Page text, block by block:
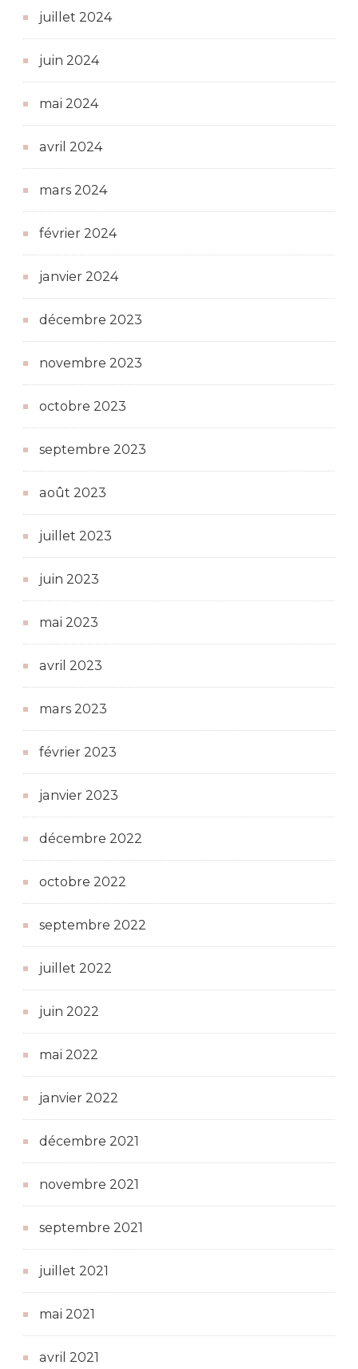
juillet 2024
juin 2024
mai 2024
avril 2024
mars 2024
février 2024
janvier 2024
décembre 2023
novembre 2023
octobre 2023
septembre 2023
août 2023
juillet 2023
juin 2023
mai 2023
avril 2023
mars 2023
février 2023
janvier 2023
décembre 2022
octobre 2022
septembre 2022
juillet 2022
juin 2022
mai 2022
janvier 2022
décembre 2021
novembre 2021
septembre 2021
juillet 2021
mai 2021
avril 2021